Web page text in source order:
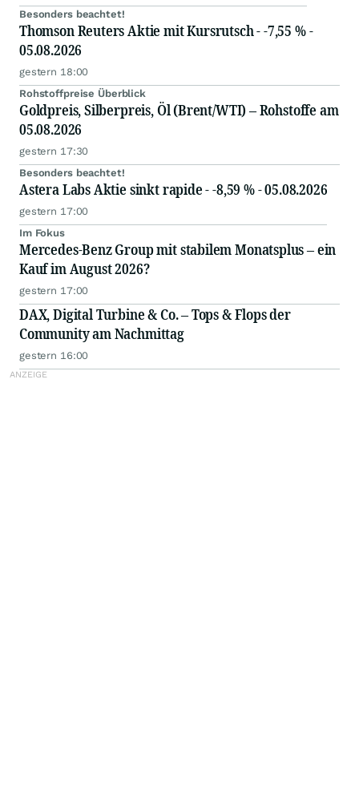
Besonders beachtet!
Thomson Reuters Aktie mit Kursrutsch - -7,55 % -
05.08.2026
gestern 18:00
Rohstoffpreise Überblick
Goldpreis, Silberpreis, Öl (Brent/WTI) – Rohstoffe am
05.08.2026
gestern 17:30
Besonders beachtet!
Astera Labs Aktie sinkt rapide - -8,59 % - 05.08.2026
gestern 17:00
Im Fokus
Mercedes-Benz Group mit stabilem Monatsplus – ein
Kauf im August 2026?
gestern 17:00
DAX, Digital Turbine & Co. – Tops & Flops der
Community am Nachmittag
gestern 16:00